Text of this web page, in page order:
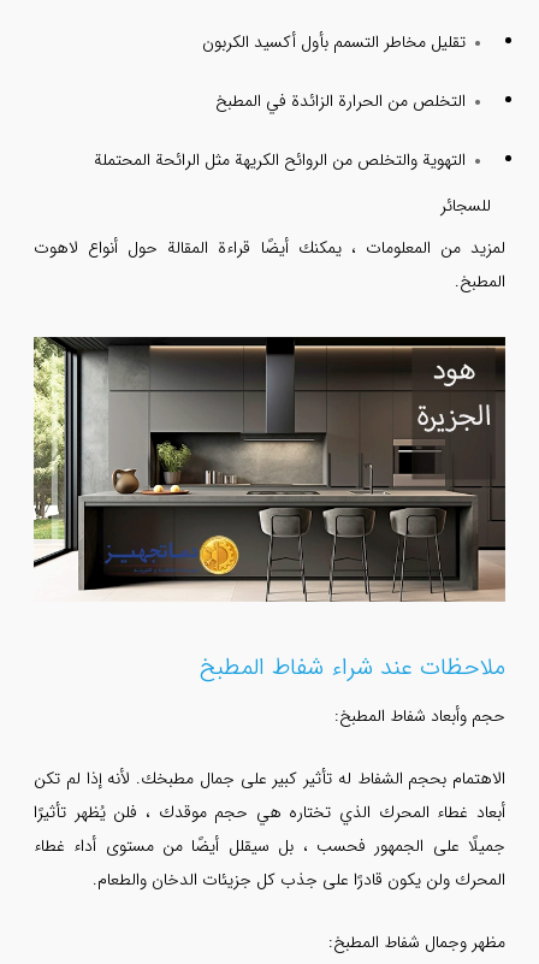
تقليل مخاطر التسمم بأول أكسيد الكربون
التخلص من الحرارة الزائدة في المطبخ
التهوية والتخلص من الروائح الكريهة مثل الرائحة المحتملة
للسجائر
لمزيد من المعلومات ، يمكنك أيضًا قراءة المقالة حول أنواع لاهوت
المطبخ.
ملاحظات عند شراء شفاط المطبخ
حجم وأبعاد شفاط المطبخ:
الاهتمام بحجم الشفاط له تأثير كبير على جمال مطبخك. لأنه إذا لم تكن
أبعاد غطاء المحرك الذي تختاره هي حجم موقدك ، فلن يُظهر تأثيرًا
جميلًا على الجمهور فحسب ، بل سيقلل أيضًا من مستوى أداء غطاء
المحرك ولن يكون قادرًا على جذب كل جزيئات الدخان والطعام.
مظهر وجمال شفاط المطبخ: